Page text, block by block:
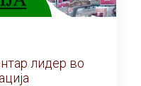
лидер во